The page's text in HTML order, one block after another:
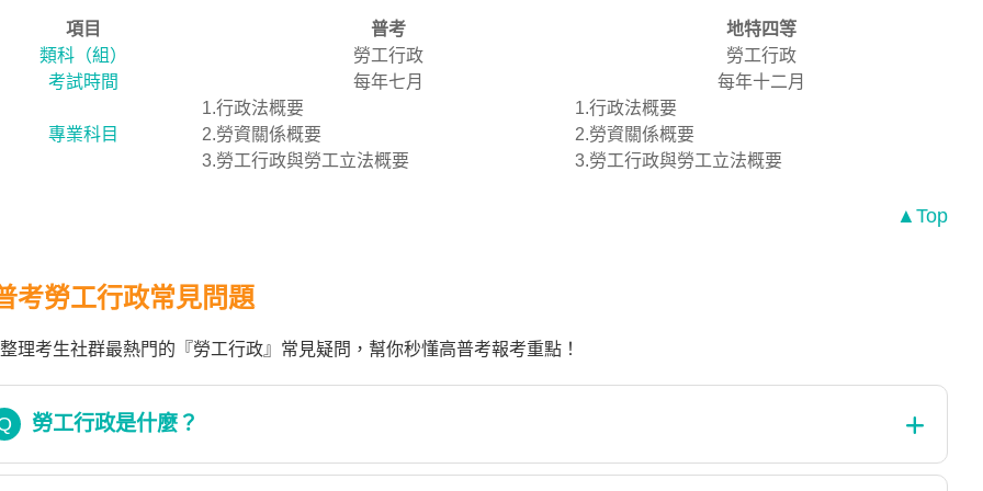
項目 普考
地特四等
類科（組）
勞工行政
勞工行政
考試時間
每年七月 每年十二月
專業科目
1.行政法概要
2.勞資關係概要
3.勞工行政與勞工立法概要
1.行政法概要
2.勞資關係概要
3.勞工行政與勞工立法概要
▲Top
考勞工行政常見問題
理考生社群最熱門的『勞工行政』常見疑問，幫你秒懂高普考報考重點！
勞工行政是什麼？